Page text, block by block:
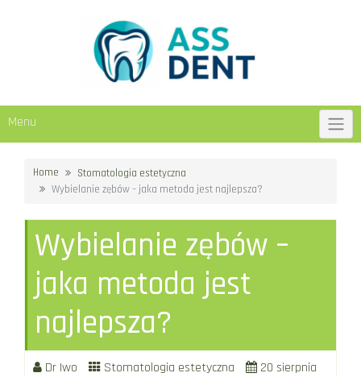
Menu
Home
Stomatologia estetyczna
Wybielanie zębów – jaka metoda jest najlepsza?
Wybielanie zębów –
jaka metoda jest
najlepsza?
Dr Iwo Stomatologia estetyczna
20 sierpnia